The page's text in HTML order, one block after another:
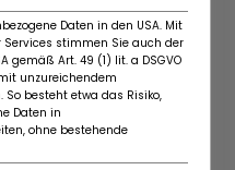
RIGUARDO A NOI
NOTIZIA
DOMANDE FREQUENTI
INFORMAZIONI SU
BIDACLASSIC
Daten in den USA. Mit
stimmen Sie auch der
gemäß Art. 49 (1) lit. a DSGVO
unzureichendem
besteht etwa das Risiko,
Daten in
ohne bestehende